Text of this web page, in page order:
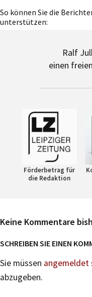
So können Sie die
unterstützen:
Ralf
einen
Förderbetrag für
die Redaktion
Keine Kommentare
SCHREIBEN SIE EINEN
Sie müssen angemeldet
abzugeben.